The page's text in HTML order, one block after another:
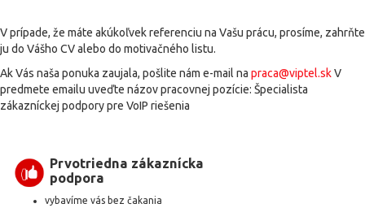
V prípade, že máte akúkoľvek referenciu na Vašu prácu, prosíme, zahrňte
ju do Vášho CV alebo do motivačného listu.
Ak Vás naša ponuka zaujala, pošlite nám e-mail na praca@viptel.skV
predmete emailu uveďte názov pracovnej pozície: Špecialista
zákazníckej podpory pre VoIP riešenia
Prvotriedna zákaznícka
podpora
vybavíme vás bez čakania